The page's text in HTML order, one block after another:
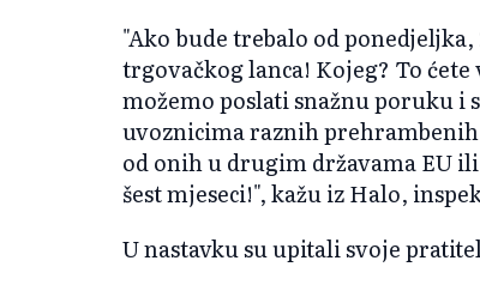
"Ako bude trebalo od
trgovačkog lanca! Kojeg? To
možemo poslati snažnu poruku
uvoznicima raznih
od onih u drugim državama EU
šest mjeseci!", kažu iz Halo,
U nastavku su upitali svoje